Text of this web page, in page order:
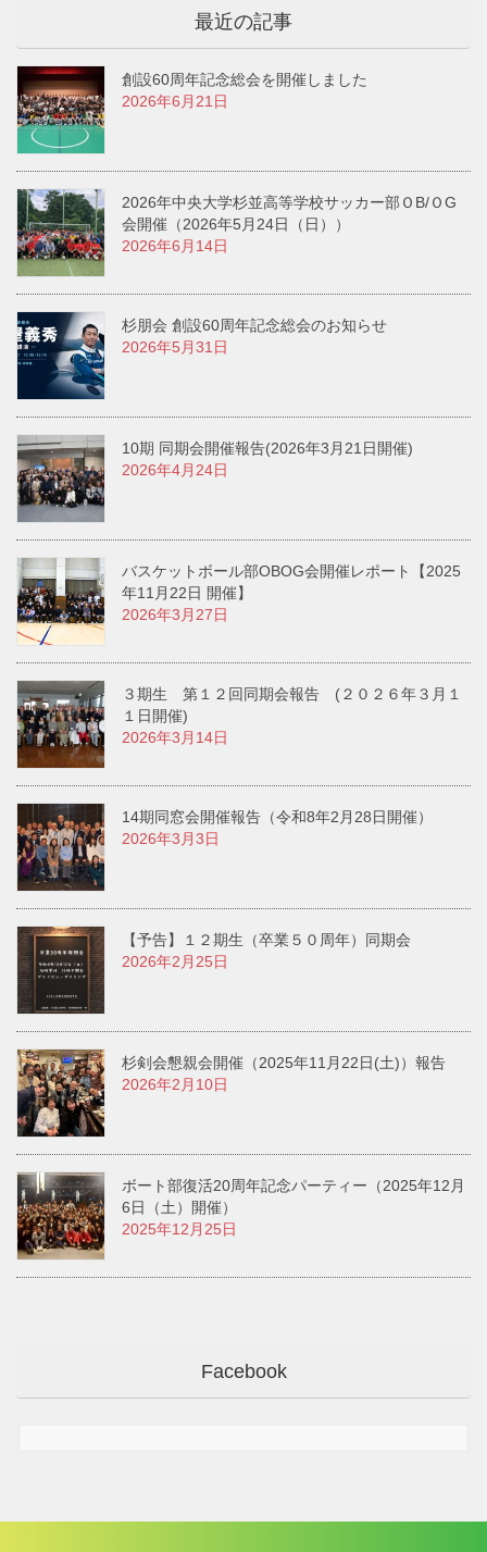
最近の記事
創設60周年記念総会を開催しました
2026年6月21日
2026年中央大学杉並高等学校サッカー部ＯB/ＯG
会開催（2026年5月24日（日））
2026年6月14日
杉朋会 創設60周年記念総会のお知らせ
2026年5月31日
10期 同期会開催報告(2026年3月21日開催)
2026年4月24日
バスケットボール部OBOG会開催レポート【2025
年11月22日 開催】
2026年3月27日
３期生 第１２回同期会報告 (２０２６年３月１
１日開催)
2026年3月14日
14期同窓会開催報告（令和8年2月28日開催）
2026年3月3日
【予告】１２期生（卒業５０周年）同期会
2026年2月25日
杉剣会懇親会開催（2025年11月22日(土)）報告
2026年2月10日
ボート部復活20周年記念パーティー（2025年12月
6日（土）開催）
2025年12月25日
Facebook